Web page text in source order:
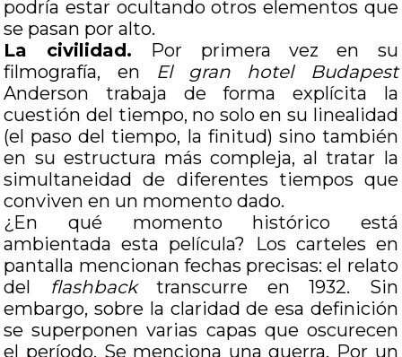
podría estar ocultando otros elementos que
se pasan por alto.
La civilidad. Por primera vez en su
filmografía, en El gran hotel Budapest
Anderson trabaja de forma explícita la
cuestión del tiempo, no solo en su linealidad
(el paso del tiempo, la finitud) sino también
en su estructura más compleja, al tratar la
simultaneidad de diferentes tiempos que
conviven en un momento dado.
¿En qué momento histórico está
ambientada esta película? Los carteles en
pantalla mencionan fechas precisas: el relato
del flashbacktranscurre en 1932. Sin
embargo, sobre la claridad de esa definición
se superponen varias capas que oscurecen
el período. Se menciona una guerra. Por un